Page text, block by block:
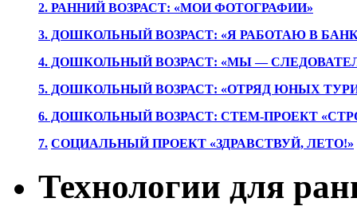
2. РАННИЙ ВОЗРАСТ: «МОИ ФОТОГРАФИИ»
3. ДОШКОЛЬНЫЙ ВОЗРАСТ: «Я РАБОТАЮ В
4. ДОШКОЛЬНЫЙ ВОЗРАСТ: «МЫ —
5. ДОШКОЛЬНЫЙ ВОЗРАСТ: «ОТРЯД ЮНЫХ
6. ДОШКОЛЬНЫЙ ВОЗРАСТ: СТЕМ-ПРОЕКТ
7. СОЦИАЛЬНЫЙ ПРОЕКТ «ЗДРАВСТВУЙ, ЛЕТО!»
Технологии для